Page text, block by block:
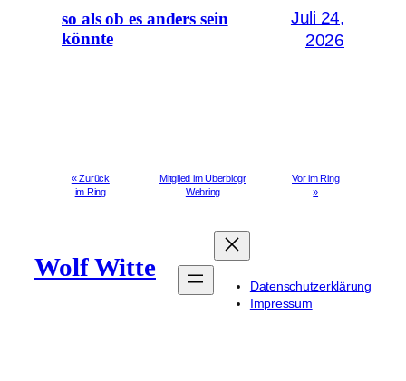
so als ob es anders sein
könnte
Juli 24,
2026
« Zurück
im Ring
Mitglied im Uberblogr
Webring
Vor im Ring
»
Wolf Witte
Datenschutzerklärung
Impressum